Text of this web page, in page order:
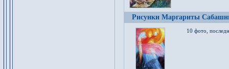
Рисунки Маргариты
10 фото,